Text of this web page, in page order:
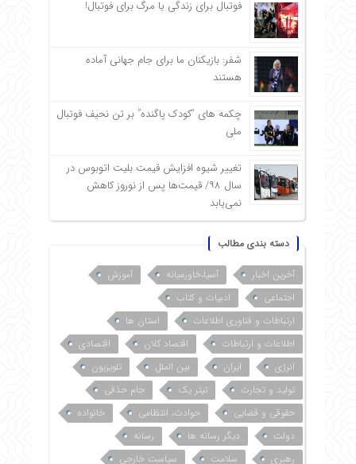
فوتبال برای زندگی یا مرگ برای فوتبال!
شفر: بازیکنان ما برای جام جهانی آماده
هستند
چکمه های “کودک پاگنده” بر تن نحیف فوتبال
ملی
تغییر شیوه افزایش قیمت بلیت اتوبوس در
سال ۹۸/ قیمت‌ها پس از نوروز کاهش
نمی‌یابد
دسته بندی مطالب
آخرین اخبار آسیا،خاورمیانه
آموزش
اجتماعی
ادبیات و کتاب
ارتباطات و فناوری اطلاعات
استان ها
اطلاعات و ارتباطات
اقتصاد کلان
اقتصادی
انرژی
ایران بین الملل
تلویزیون
تولید و تجارت
تیتر یک
جام حذفی
حقوقی و قضایی
حوادث، انتظامی
خانواده
دولت
دیگر رسانه ها
رسانه
رهبری
سلامت
سیاست خارجی